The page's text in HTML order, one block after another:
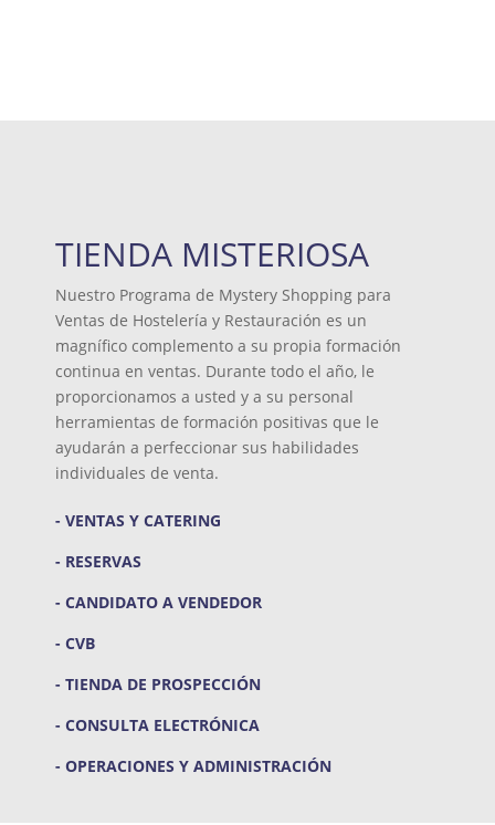
TIENDA MISTERIOSA
Nuestro Programa de Mystery Shopping para
Ventas de Hostelería y Restauración es un
magnífico complemento a su propia formación
continua en ventas. Durante todo el año, le
proporcionamos a usted y a su personal
herramientas de formación positivas que le
ayudarán a perfeccionar sus habilidades
individuales de venta.
- VENTAS Y CATERING
- RESERVAS
- CANDIDATO A VENDEDOR
- CVB
- TIENDA DE PROSPECCIÓN
- CONSULTA ELECTRÓNICA
- OPERACIONES Y ADMINISTRACIÓN